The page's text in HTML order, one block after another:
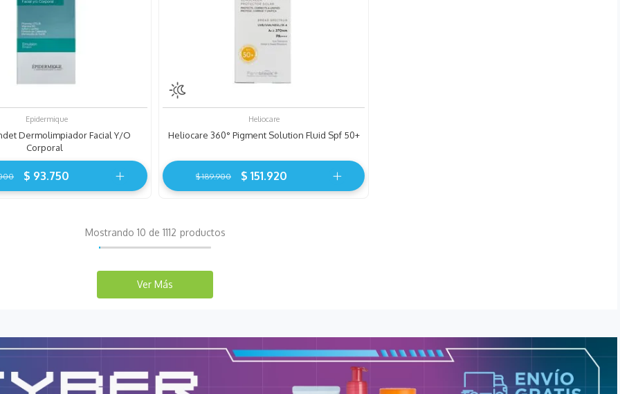
Epidermique
Dermolimpiador Facial Y/o
Corporal
$ 93.750
Heliocare
Heliocare 360° Pigment Solution Fluid Spf 50+
$ 189.900 $ 151.920
Mostrando 10 de 1112